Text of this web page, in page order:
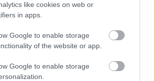
like cookies on web or
in apps.
Google to enable storage
of the website or app.
Google to enable storage